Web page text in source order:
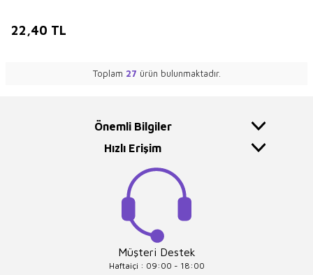
22,40 TL
Toplam 27 ürün bulunmaktadır.
Önemli Bilgiler
Hızlı Erişim
Müşteri Destek
Haftaiçi : 09:00 - 18:00